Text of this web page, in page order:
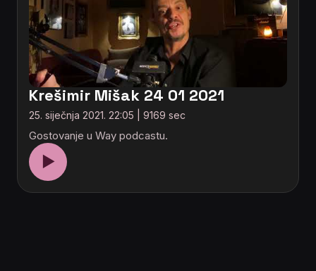
Krešimir Mišak 24 01 2021
25. siječnja 2021. 22:05 | 9169 sec
Gostovanje u Way podcastu.
▶